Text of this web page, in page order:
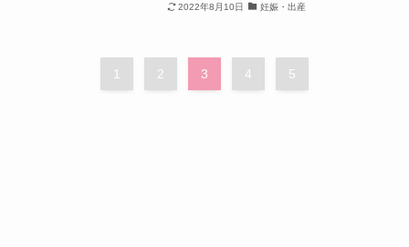
2022年8月10日 妊娠・出産
1 2 3 4 5